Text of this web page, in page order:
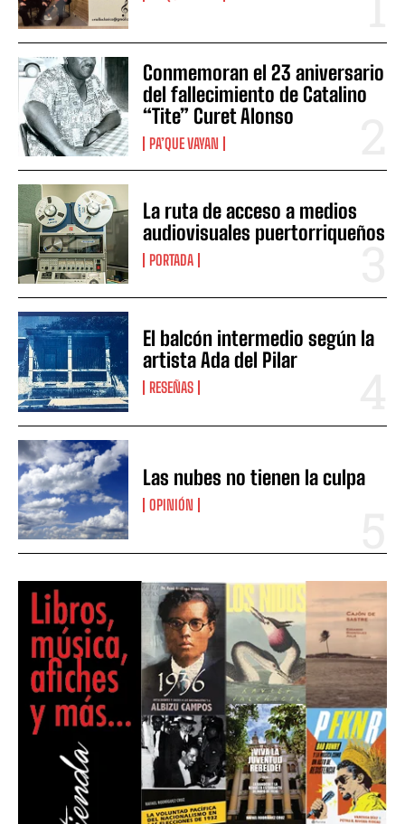
Conmemoran el 23 aniversario
del fallecimiento de Catalino
“Tite” Curet Alonso
PA’QUE VAYAN
La ruta de acceso a medios
audiovisuales puertorriqueños
PORTADA
El balcón intermedio según la
artista Ada del Pilar
RESEÑAS
Las nubes no tienen la culpa
OPINIÓN